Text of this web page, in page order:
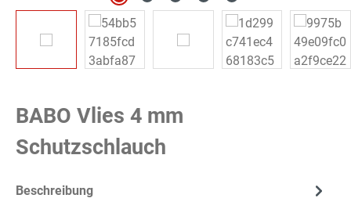
BABO Vlies 4 mm
Schutzschlauch
Beschreibung